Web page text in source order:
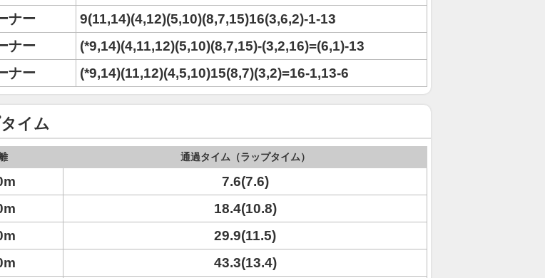
ナー
9(11,14)(4,12)(5,10)(8,7,15)16(3,6,2)-1-13
ナー
(*9,14)(4,11,12)(5,10)(8,7,15)-(3,2,16)=(6,1)-13
ナー
(*9,14)(11,12)(4,5,10)15(8,7)(3,2)=16-1,13-6
イム
通過タイム（ラップタイム）
7.6(7.6)
18.4(10.8)
29.9(11.5)
43.3(13.4)